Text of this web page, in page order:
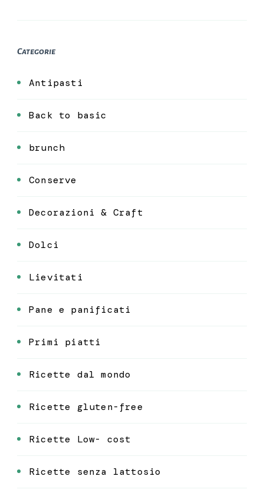
Categorie
Antipasti
Back to basic
brunch
Conserve
Decorazioni & Craft
Dolci
Lievitati
Pane e panificati
Primi piatti
Ricette dal mondo
Ricette gluten-free
Ricette Low- cost
Ricette senza lattosio